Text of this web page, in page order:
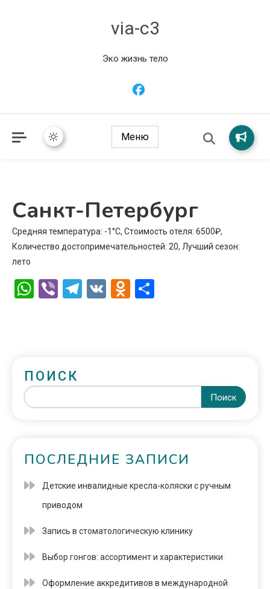
via-c3
Эко жизнь тело
Меню
Санкт-Петербург
Средняя температура: -1°C, Стоимость отеля: 6500₽,
Количество достопримечательностей: 20, Лучший сезон:
лето
WhatsApp
ViberTelegram
VK Odnoklassniki
ПОИСК
Поиск
ПОСЛЕДНИЕ ЗАПИСИ
Детские инвалидные кресла-коляски с ручным
приводом
Запись в стоматологическую клинику
Выбор гонгов: ассортимент и характеристики
Оформление аккредитивов в международной